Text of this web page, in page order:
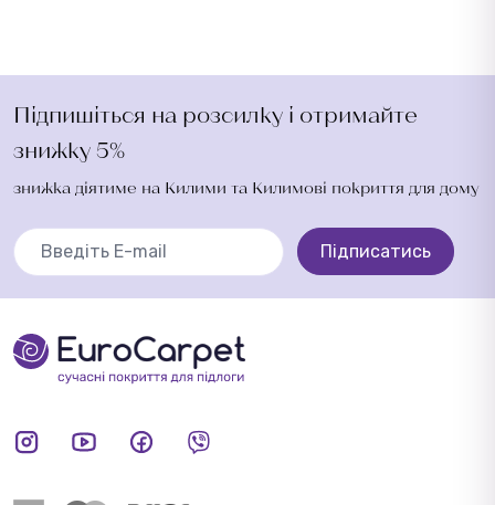
Підпишіться на розсилку і отримайте
знижку 5%
знижка діятиме на Килими та Килимові покриття для дому
Підписатись